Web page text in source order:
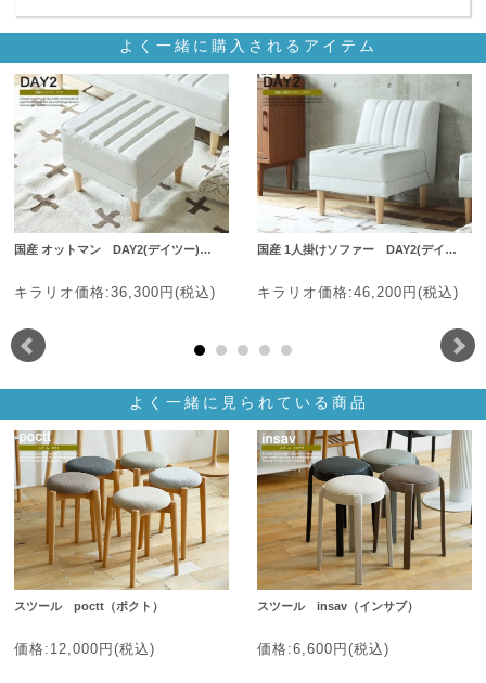
よく一緒に購入されるアイテム
国産 オットマン DAY2(デイツー)…
キラリオ価格:36,300円(税込)
国産 1人掛けソファー DAY2(デイ…
キラリオ価格:46,200円(税込)
よく一緒に見られている商品
スツール poctt（ポクト）
価格:12,000円(税込)
スツール insav（インサブ）
価格:6,600円(税込)